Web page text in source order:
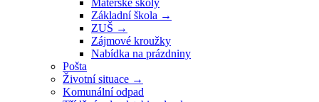
Mateřské školy
Základní škola →
ZUŠ →
Zájmové kroužky
Nabídka na prázdniny
Pošta
Životní situace →
Komunální odpad